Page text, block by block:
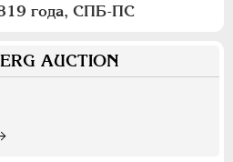
года, СПБ-ПС
AUCTION